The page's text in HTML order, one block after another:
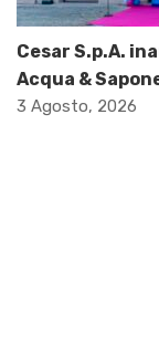
Cesar S.p.A.
Acqua &
3 Agosto, 2026